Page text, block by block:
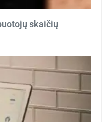
skaičių